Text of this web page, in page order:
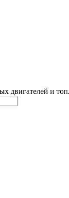
двигателей и